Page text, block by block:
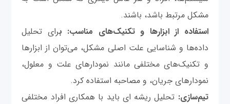
مشکل مرتبط باشد، باشند.
استفاده از ابزارها و تکنیک‌های مناسب: برای تحلیل
داده‌ها و شناسایی علت اصلی مشکل، می‌توان از ابزارها
و تکنیک‌های مختلفی مانند نمودارهای علت و معلول،
نمودارهای جریان، و مصاحبه استفاده کرد.
تیم‌سازی: تحلیل ریشه ای باید با همکاری افراد مختلفی